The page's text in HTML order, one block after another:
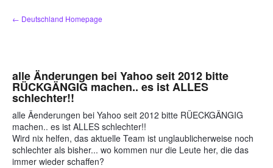
Zum
Inhalt
← Deutschland Homepage
alle Änderungen bei Yahoo seit 2012 bitte
RÜCKGÄNGIG machen.. es ist ALLES
schlechter!!
alle Äenderungen bei Yahoo seit 2012 bitte RÜECKGÄNGIG
machen.. es ist ALLES schlechter!!
Wird nix helfen, das aktuelle Team ist unglaublicherweise noch
schlechter als bisher... wo kommen nur die Leute her, die das
immer wieder schaffen?